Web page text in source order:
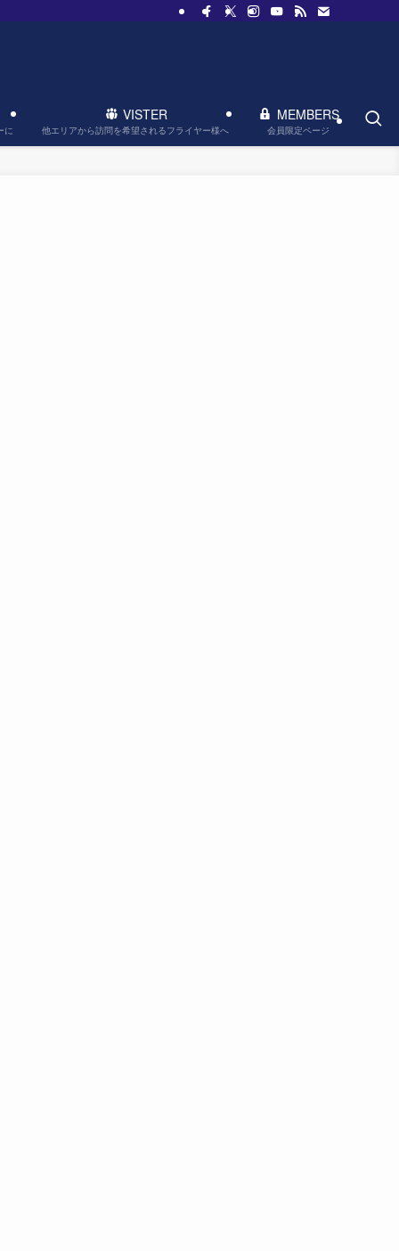
に
VISTER
他エリアから訪問を希望されるフライヤー様へ
MEMBERS
会員限定ページ